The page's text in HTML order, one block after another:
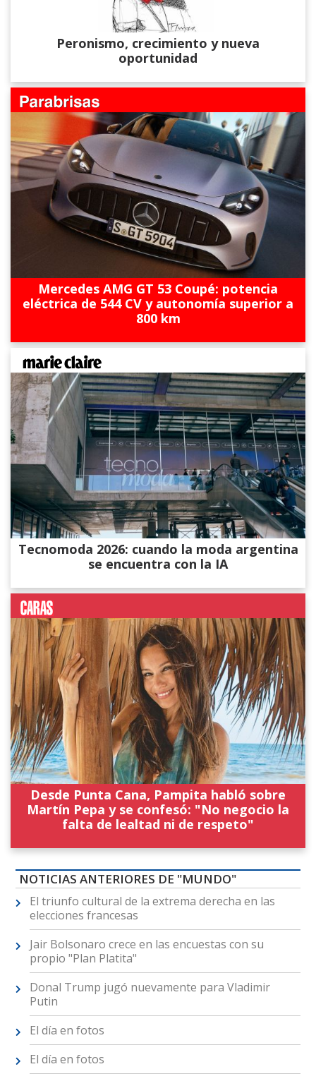
Peronismo, crecimiento y nueva
oportunidad
Mercedes AMG GT 53 Coupé: potencia
eléctrica de 544 CV y autonomía superior a
800 km
Tecnomoda 2026: cuando la moda argentina
se encuentra con la IA
Desde Punta Cana, Pampita habló sobre
Martín Pepa y se confesó: "No negocio la
falta de lealtad ni de respeto"
NOTICIAS ANTERIORES DE "MUNDO"
El triunfo cultural de la extrema derecha en las
elecciones francesas
Jair Bolsonaro crece en las encuestas con su
propio "Plan Platita"
Donal Trump jugó nuevamente para Vladimir
Putin
El día en fotos
El día en fotos